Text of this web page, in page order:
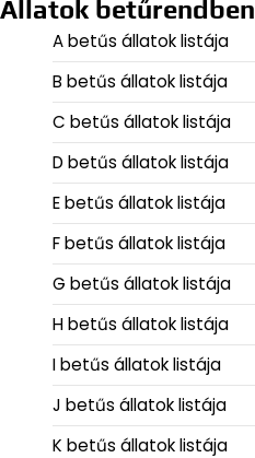
Állatok betűrendben
A betűs állatok listája
B betűs állatok listája
C betűs állatok listája
D betűs állatok listája
E betűs állatok listája
F betűs állatok listája
G betűs állatok listája
H betűs állatok listája
I betűs állatok listája
J betűs állatok listája
K betűs állatok listája